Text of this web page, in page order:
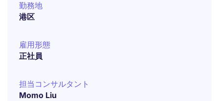
勤務地
港区
雇用形態
正社員
担当コンサルタント
Momo Liu